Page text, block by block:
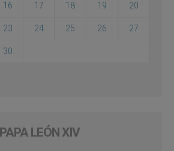
16 17 18 19 20
23 24 25 26 27
30
PAPA LEÓN XIV